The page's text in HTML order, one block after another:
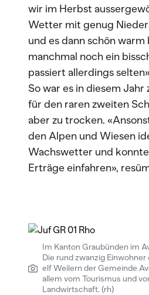
wir im Herbst
Wetter mit genug
und es dann schön
manchmal noch ein
passiert allerdings
So war es in diesem
für den raren zweiten
aber zu trocken.
den Alpen und Wiesen
Wachswetter und
Erträge einfahren»,
Im Kanton Graubünden im
Die rund zwanzig
elf Weilern der Gemeinde
allem vom Tourismus und
Landwirtschaft. (rh)